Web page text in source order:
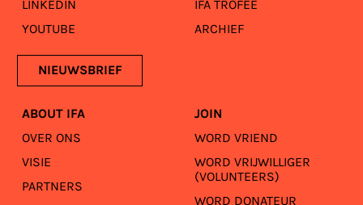
LINKEDIN
YOUTUBE
NIEUWSBRIEF
IFA TROFEE
ARCHIEF
ABOUT IFA
OVER ONS
VISIE
PARTNERS
JOIN
WORD VRIEND
WORD VRIJWILLIGER
(VOLUNTEERS)
WORD DONATEUR